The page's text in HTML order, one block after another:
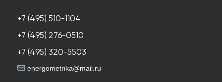
+7 (495) 510-1104
+7 (495) 276-0510
+7 (495) 320-5503
energometrika@mail.ru